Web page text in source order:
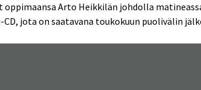
Arto Heikkilän johdolla
jota on saatavana toukokuun puolivälin